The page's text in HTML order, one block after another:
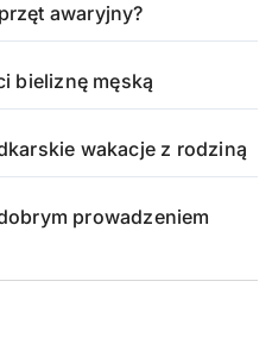
awaryjny?
bieliznę męską
wakacje z rodziną
prowadzeniem